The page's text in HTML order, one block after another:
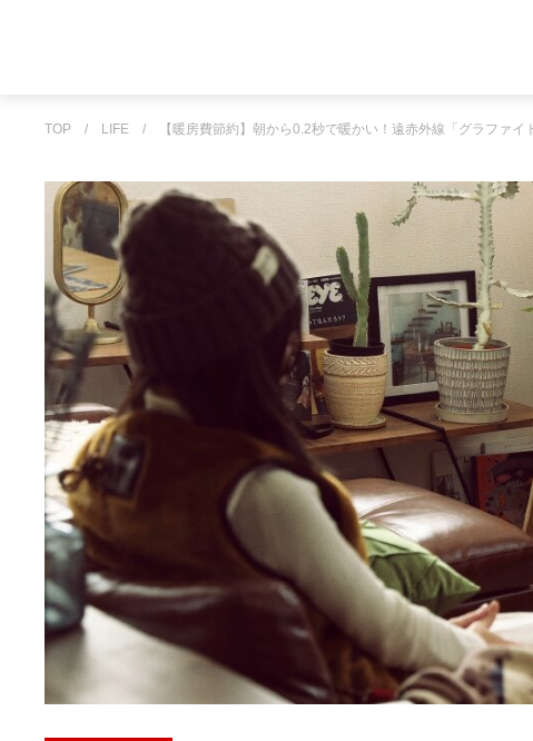
TOP / LIFE / 【暖房費節約】朝から0.2秒で暖かい！遠赤外線「グラファイ